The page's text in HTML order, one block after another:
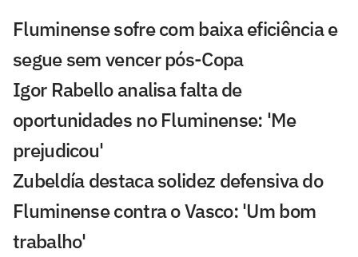
Fluminense sofre com baixa eficiência e
segue sem vencer pós-Copa
Igor Rabello analisa falta de
oportunidades no Fluminense: 'Me
prejudicou'
Zubeldía destaca solidez defensiva do
Fluminense contra o Vasco: 'Um bom
trabalho'